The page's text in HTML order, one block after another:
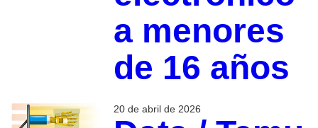
a menores
de 16 años
20 de abril de 2026